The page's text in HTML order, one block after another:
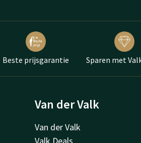
Beste prijsgarantie Sparen met
Van der Valk
Van der Valk
Valk Deals